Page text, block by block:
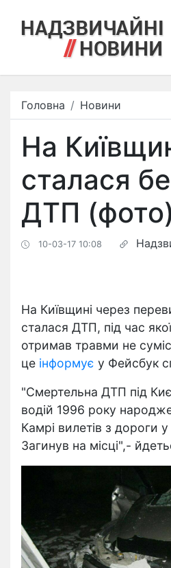
Головна Новини
На
сталася
ДТП (фото)
10-03-17 10:08
На Київщині через
сталася ДТП, під час
отримав травми не
це інформує у Фейсбук
"Смертельна ДТП під
водій 1996 року
Камрі вилетів з дороги
Загинув на місці",-